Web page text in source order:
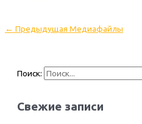
← Предыдущая Медиафайлы
Поиск:
Свежие записи